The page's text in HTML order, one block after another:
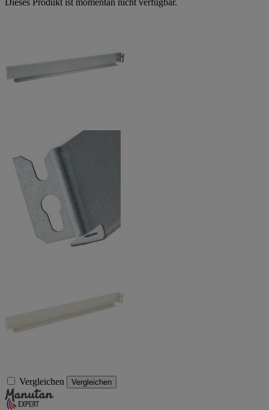
Dieses Produkt ist momentan nicht verfügbar.
Vergleichen Vergleichen